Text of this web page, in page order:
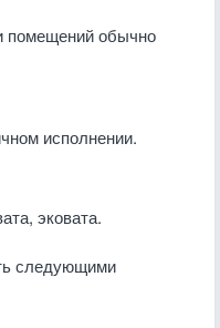
помещений обычно
исполнении.
эковата.
следующими